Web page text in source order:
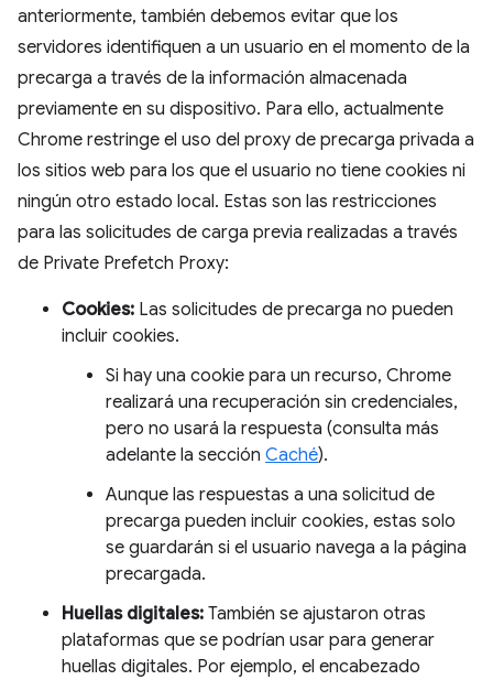
anteriormente, también debemos evitar que los
servidores identifiquen a un usuario en el momento de la
precarga a través de la información almacenada
previamente en su dispositivo. Para ello, actualmente
Chrome restringe el uso del proxy de precarga privada a
los sitios web para los que el usuario no tiene cookies ni
ningún otro estado local. Estas son las restricciones
para las solicitudes de carga previa realizadas a través
de Private Prefetch Proxy:
Cookies: Las solicitudes de precarga no pueden
incluir cookies.
Si hay una cookie para un recurso, Chrome
realizará una recuperación sin credenciales,
pero no usará la respuesta (consulta más
adelante la sección Caché).
Aunque las respuestas a una solicitud de
precarga pueden incluir cookies, estas solo
se guardarán si el usuario navega a la página
precargada.
Huellas digitales: También se ajustaron otras
plataformas que se podrían usar para generar
huellas digitales. Por ejemplo, el encabezado